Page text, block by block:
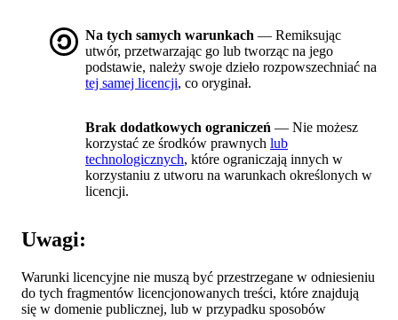
Na tych samych warunkach — Remiksując
utwór, przetwarzając go lub tworząc na jego
podstawie, należy swoje dzieło rozpowszechniać na
tej samej licencji, co oryginał.
Brak dodatkowych ograniczeń — Nie możesz
korzystać ze środków prawnych lub
technologicznych, które ograniczają innych w
korzystaniu z utworu na warunkach określonych w
licencji.
Uwagi:
Warunki licencyjne nie muszą być przestrzegane w odniesieniu
do tych fragmentów licencjonowanych treści, które znajdują
się w domenie publicznej, lub w przypadku sposobów